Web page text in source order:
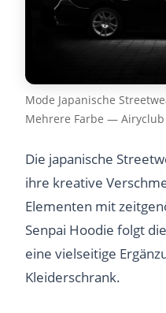
Mode Japanische
Mehrere Farbe — Airyclub
Die japanische
ihre kreative
Elementen mit
Senpai Hoodie folgt
eine vielseitige
Kleiderschrank.